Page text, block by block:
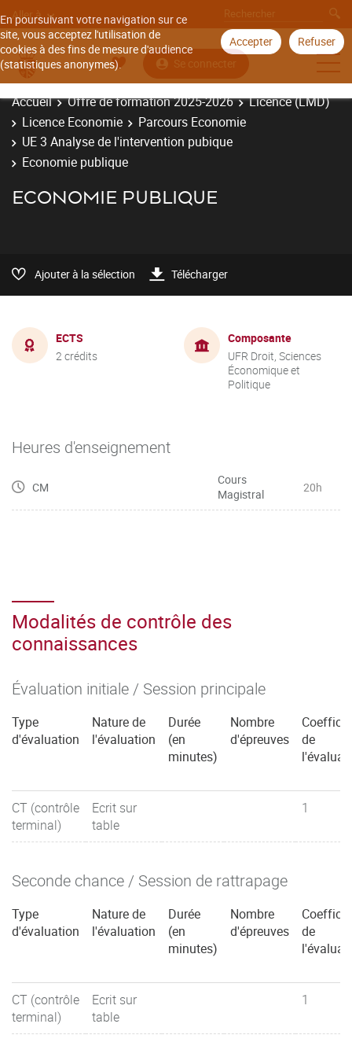
En poursuivant votre navigation sur ce
site, vous acceptez l'utilisation de
cookies à des fins de mesure d'audience
(statistiques anonymes).
Accepter Refuser
Aller à
Se connecter
Accueil Offre de formation 2025-2026
Licence (LMD)
Licence Economie
Parcours Economie
UE 3 Analyse de l'intervention pubique
Economie publique
ECONOMIE PUBLIQUE
Ajouter à la sélection Télécharger
ECTS
2 crédits
Composante
UFR Droit, Sciences
Économique et
Politique
Heures d'enseignement
CM
Cours
Magistral
20h
Modalités de contrôle des
connaissances
Évaluation initiale / Session principale
Type
d'évaluation
Nature de
l'évaluation
Durée
(en
minutes)
Nombre
d'épreuves
de
CT (contrôle
terminal)
Ecrit sur
table
1
Seconde chance / Session de rattrapage
Type
d'évaluation
Nature de
l'évaluation
Durée
(en
minutes)
Nombre
d'épreuves
de
CT (contrôle
terminal)
Ecrit sur
table
1